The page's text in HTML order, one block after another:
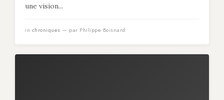
une vision...
in chroniques — par Philippe Boisnard